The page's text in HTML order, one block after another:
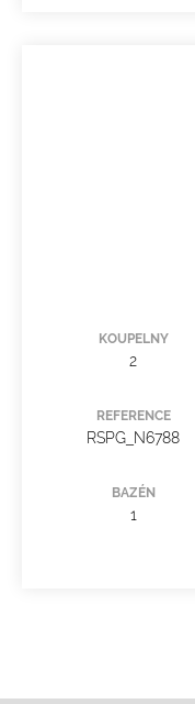
KOUPELNY
2
REFERENCE
RSPG_N6788
BAZÉN
1